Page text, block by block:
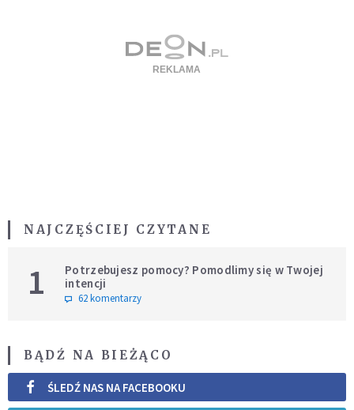
NAJCZĘŚCIEJ CZYTANE
1
Potrzebujesz pomocy? Pomodlimy się w Twojej
intencji
62 komentarzy
BĄDŹ NA BIEŻĄCO
ŚLEDŹ NAS NA FACEBOOKU